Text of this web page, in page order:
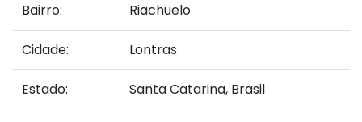
Bairro: Riachuelo
Cidade: Lontras
Estado: Santa Catarina, Brasil